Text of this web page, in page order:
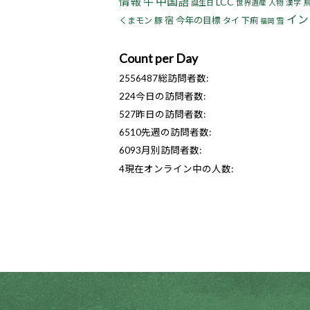
誕生日 世界遺産 人物 漢字
くまモン 豚 宿 今年の目標 タイ 下痢 福岡 雪 イ
Count per Day
2556487総訪問者数:
224今日の訪問者数:
527昨日の訪問者数:
6510先週の訪問者数:
6093月別訪問者数:
4現在オンライン中の人数: